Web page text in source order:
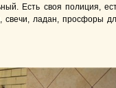
Есть своя полиция,
свечи, ладан, просфоры